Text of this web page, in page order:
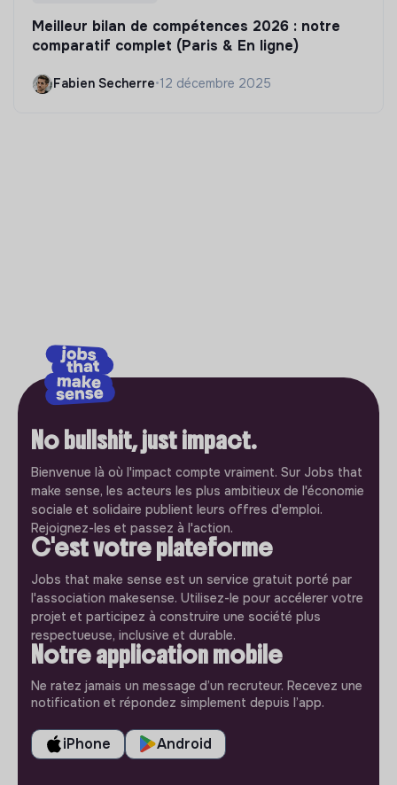
Meilleur bilan de compétences 2026 : notre
comparatif complet (Paris & En ligne)
Fabien Secherre•12 décembre 2025
No bullshit, just impact.
Bienvenue là où l'impact compte vraiment. Sur Jobs that
make sense, les acteurs les plus ambitieux de l'économie
sociale et solidaire publient leurs offres d'emploi.
Rejoignez-les et passez à l'action.
C'est votre plateforme
Jobs that make sense est un service gratuit porté par
l'association makesense. Utilisez-le pour accélerer votre
projet et participez à construire une société plus
respectueuse, inclusive et durable.
Notre application mobile
Ne ratez jamais un message d’un recruteur. Recevez une
notification et répondez simplement depuis l’app.
iPhone Android